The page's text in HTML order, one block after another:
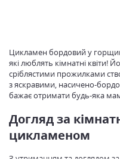
Цикламен бордовий у
які люблять кімнатні квіти!
сріблястими прожилками
з яскравими, насичено-
бажає отримати будь-яка
Догляд за
цикламеном
З утриманням та доглядом